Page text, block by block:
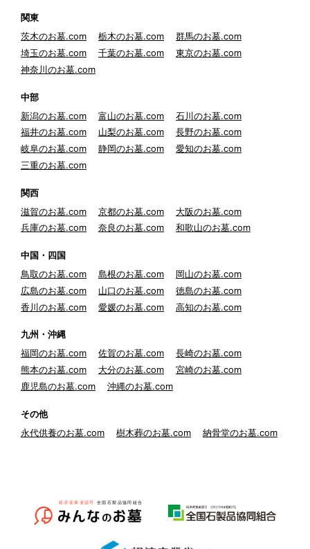
関東
茨木のお墓.com
栃木のお墓.com
群馬のお墓.com
埼玉のお墓.com
千葉のお墓.com
東京のお墓.com
神奈川のお墓.com
中部
新潟のお墓.com
富山のお墓.com
石川のお墓.com
福井のお墓.com
山梨のお墓.com
長野のお墓.com
岐阜のお墓.com
静岡のお墓.com
愛知のお墓.com
三重のお墓.com
関西
滋賀のお墓.com
京都のお墓.com
大阪のお墓.com
兵庫のお墓.com
奈良のお墓.com 和歌山のお墓.com
中国・四国
鳥取のお墓.com
島根のお墓.com
岡山のお墓.com
広島のお墓.com
山口のお墓.com
徳島のお墓.com
香川のお墓.com
愛媛のお墓.com 高知のお墓.com
九州・沖縄
福岡のお墓.com
佐賀のお墓.com
長崎のお墓.com
熊本のお墓.com
大分のお墓.com
宮崎のお墓.com
鹿児島のお墓.com
沖縄のお墓.com
その他
永代供養のお墓.com
樹木葬のお墓.com 納骨堂のお墓.com